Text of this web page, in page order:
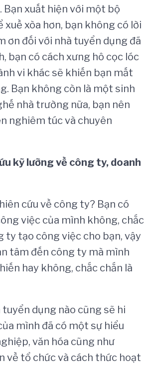
Bạn xuất hiện với một bộ
xòa hơn, bạn không có lời
ơn đối với nhà tuyển dụng đã
bạn có cách xưng hô cọc lóc
vi khác sẽ khiến bạn mất
Bạn không còn là một sinh
nhà trường nữa, bạn nên
nghiêm túc và chuyên
kỹ lưỡng về công ty, doanh
cứu về công ty? Bạn có
việc của mình không, chắc
ty tạo công việc cho bạn, vậy
tâm đến công ty mà mình
hay không, chắc chắn là
dụng nào cũng sẽ hi
mình đã có một sự hiểu
văn hóa cũng như
về tổ chức và cách thức hoạt